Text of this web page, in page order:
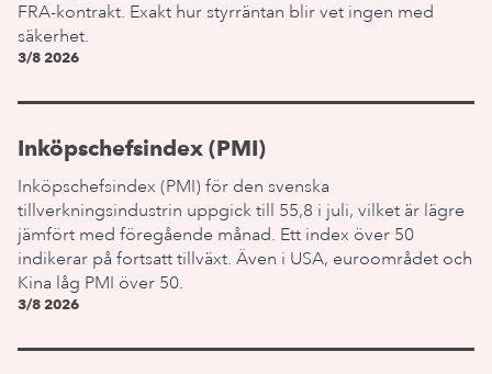
FRA-kontrakt. Exakt hur styrräntan blir vet ingen med
säkerhet.
3/8 2026
Inköpschefsindex (PMI)
Inköpschefsindex (PMI) för den svenska
tillverkningsindustrin uppgick till 55,8 i juli, vilket är lägre
jämfört med föregående månad. Ett index över 50
indikerar på fortsatt tillväxt. Även i USA, euroområdet och
Kina låg PMI över 50.
3/8 2026